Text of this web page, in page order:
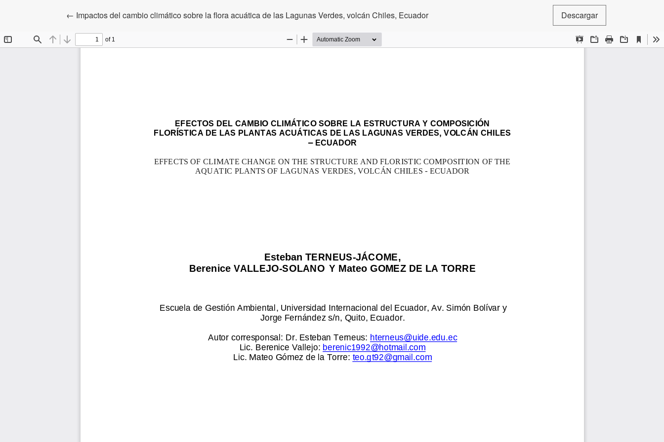
← Volver a los detalles del artículo
Impactos del cambio climático sobre la flora acuática de las Lagunas Verdes, volcán Chiles, Ecuador Descargar